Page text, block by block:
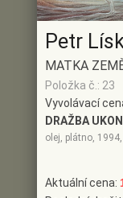
Petr
MATKA
Položka č.: 23
Vyvolávací
DRAŽBA
olej, plátno,
Aktuální cena: